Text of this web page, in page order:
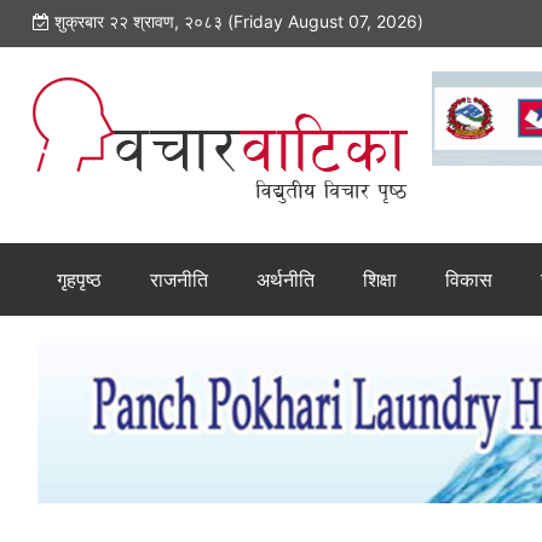
शुक्रबार २२ श्रावण, २०८३ (Friday August 07, 2026)
गृहपृष्ठ राजनीति अर्थनीति शिक्षा विकास